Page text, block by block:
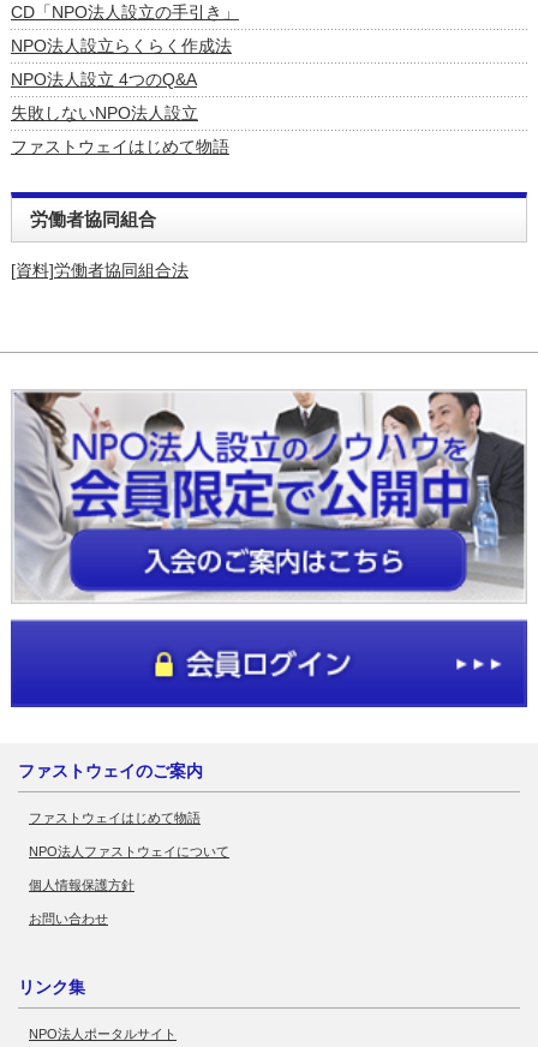
CD「NPO法人設立の手引き」
NPO法人設立らくらく作成法
NPO法人設立 4つのQ&A
失敗しないNPO法人設立
ファストウェイはじめて物語
労働者協同組合
[資料]労働者協同組合法
ファストウェイのご案内
ファストウェイはじめて物語
NPO法人ファストウェイについて
個人情報保護方針
お問い合わせ
リンク集
NPO法人ポータルサイト